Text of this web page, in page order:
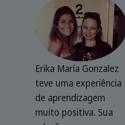
Erika María Gonzalez
teve uma experiência
de aprendizagem
muito positiva. Sua